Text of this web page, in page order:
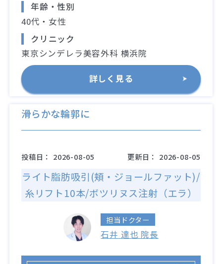
年齢・性別
40代・女性
クリニック
東京シンデレラ美容外科 横浜院
詳しく見る
滑らかな輪郭に
投稿日： 2026-08-05 更新日： 2026-08-05
ライト脂肪吸引(頬・ジョールファット)/
糸リフト10本/ボツリヌス注射（エラ）
担当ドクター
石井 達也 院長